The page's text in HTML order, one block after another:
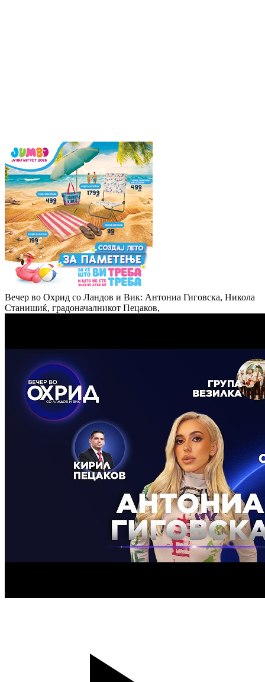
Вечер во Охрид со Ландов и Вик: Антониа Гиговска, Никола
Станишиќ, градоначалникот Пецаков,